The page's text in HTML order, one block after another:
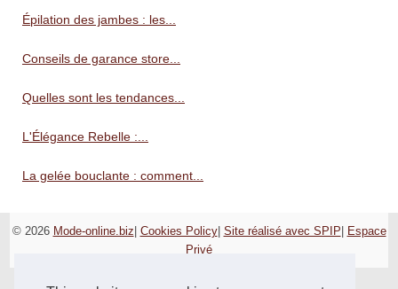
Épilation des jambes : les...
Conseils de garance store...
Quelles sont les tendances...
L'Élégance Rebelle :...
La gelée bouclante : comment...
© 2026 Mode-online.biz Cookies Policy| Site réalisé avec SPIP
Espace
Privé